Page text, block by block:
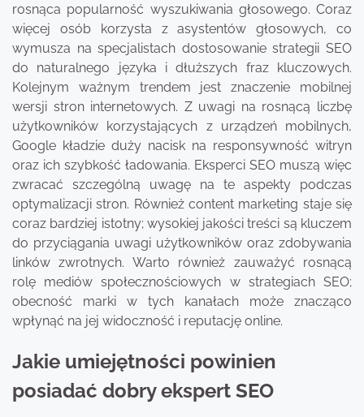
rosnąca popularność wyszukiwania głosowego. Coraz
więcej osób korzysta z asystentów głosowych, co
wymusza na specjalistach dostosowanie strategii SEO
do naturalnego języka i dłuższych fraz kluczowych.
Kolejnym ważnym trendem jest znaczenie mobilnej
wersji stron internetowych. Z uwagi na rosnącą liczbę
użytkowników korzystających z urządzeń mobilnych,
Google kładzie duży nacisk na responsywność witryn
oraz ich szybkość ładowania. Eksperci SEO muszą więc
zwracać szczególną uwagę na te aspekty podczas
optymalizacji stron. Również content marketing staje się
coraz bardziej istotny; wysokiej jakości treści są kluczem
do przyciągania uwagi użytkowników oraz zdobywania
linków zwrotnych. Warto również zauważyć rosnącą
rolę mediów społecznościowych w strategiach SEO;
obecność marki w tych kanałach może znacząco
wpłynąć na jej widoczność i reputację online.
Jakie umiejętności powinien
posiadać dobry ekspert SEO